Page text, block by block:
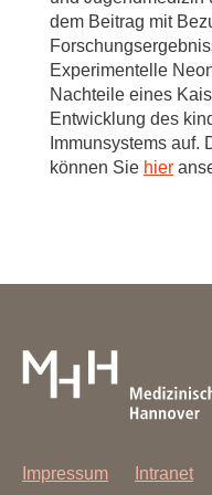
M, von Kaisenberg
Roth J, Vogl T,
Induce Stress
Inflammatory
Börgeling Y,
(2014).
Friesenhagen J,
M, Spiekermann C,
Highly pathogenic
dem Beitrag mit
Experimentelle
Nachteile eines
Entwicklung des
Immunsystems auf.
können Sie hier
Impressum Intranet